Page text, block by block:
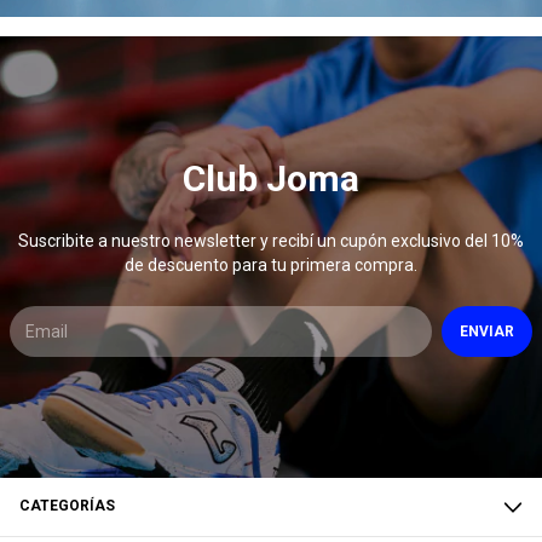
Club Joma
Suscribite a nuestro newsletter y recibí un cupón exclusivo del 10%
de descuento para tu primera compra.
CATEGORÍAS